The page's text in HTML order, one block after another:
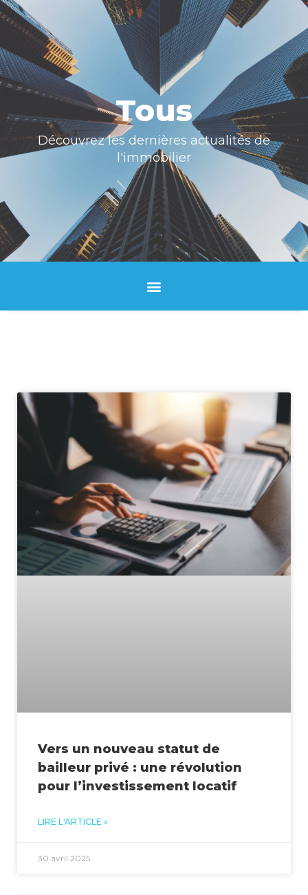
Tous
Découvrez les dernières actualités de
l'immobilier
Vers un nouveau statut de
bailleur privé : une révolution
pour l’investissement locatif
LIRE L'ARTICLE »
30 avril 2025